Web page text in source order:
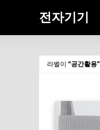
전자기기
라벨이 공간활용